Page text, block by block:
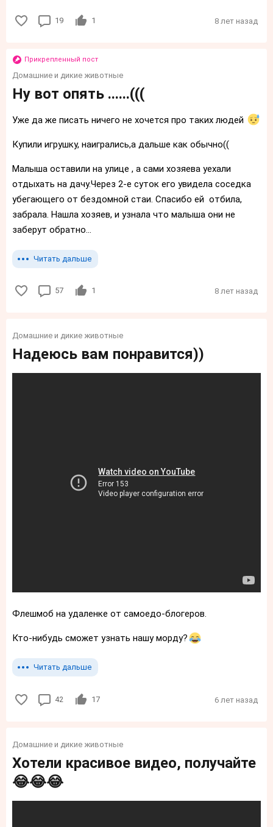
19 1 8 лет назад
Прикрепленный пост
Домашние и дикие животные
Ну вот опять ......(((
Уже да же писать ничего не хочется про таких людей
Купили игрушку, наигрались,а дальше как обычно((
Малыша оставили на улице , а сами хозяева уехали
отдыхать на дачу.Через 2-е суток его увидела соседка
убегающего от бездомной стаи. Спасибо ей отбила,
забрала. Нашла хозяев, и узнала что малыша они не
заберут обратно...
Читать дальше
57 1 8 лет назад
Домашние и дикие животные
Надеюсь вам понравится))
Флешмоб на удаленке от самоедо-блогеров.
Кто-нибудь сможет узнать нашу морду?
Читать дальше
42 17 6 лет назад
Домашние и дикие животные
Хотели красивое видео, получайте
😂😂😂